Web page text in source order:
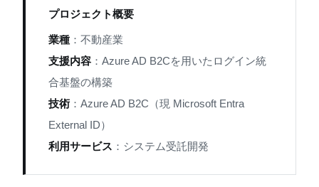
プロジェクト概要
業種 ：不動産業
支援内容 ：Azure AD B2Cを用いたログイン統
合基盤の構築
技術 ：Azure AD B2C（現 Microsoft Entra
External ID）
利用サービス ：システム受託開発